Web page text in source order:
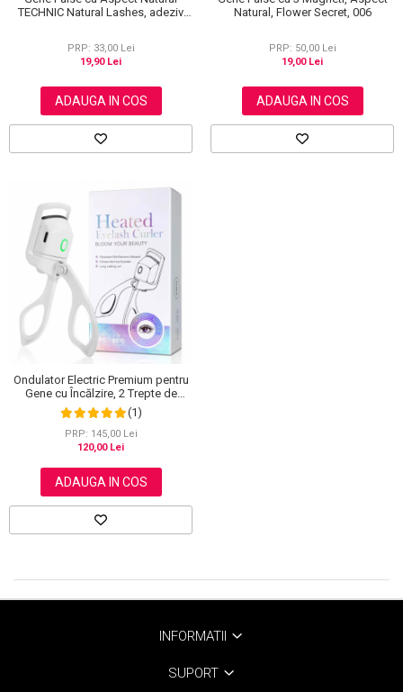
TECHNIC Natural Lashes, adeziv
PRP: 33,00 Lei
19,90 Lei
ADAUGA IN COS
Natural, Flower Secret, 006
PRP: 50,00 Lei
19,00 Lei
ADAUGA IN COS
Ondulator Electric Premium pentru
Gene cu Încălzire, 2 Trepte de
Temperatură, Autonomie 24h
(1)
PRP: 145,00 Lei
120,00 Lei
ADAUGA IN COS
INFORMATII
SUPORT